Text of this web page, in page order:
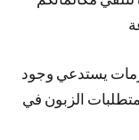
يستدعي وجود
الزبون في